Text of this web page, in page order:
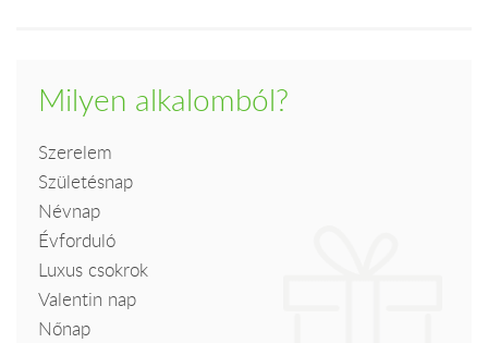
Milyen alkalomból?
Szerelem
Születésnap
Névnap
Évforduló
Luxus csokrok
Valentin nap
Nőnap